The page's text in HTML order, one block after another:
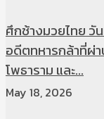
ศึกช้างมวยไทย
อดีตทหารกล้าที่ผ่
โพธาราม และ...
May 18, 2026